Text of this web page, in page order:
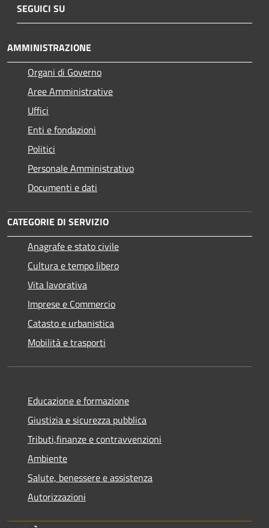
SEGUICI SU
AMMINISTRAZIONE
Organi di Governo
Aree Amministrative
Uffici
Enti e fondazioni
Politici
Personale Amministrativo
Documenti e dati
CATEGORIE DI SERVIZIO
Anagrafe e stato civile
Cultura e tempo libero
Vita lavorativa
Imprese e Commercio
Catasto e urbanistica
Mobilità e trasporti
Educazione e formazione
Giustizia e sicurezza pubblica
Tributi,finanze e contravvenzioni
Ambiente
Salute, benessere e assistenza
Autorizzazioni